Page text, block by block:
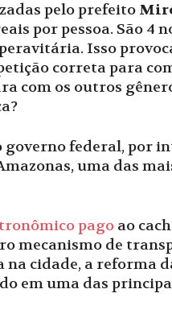
pelo prefeito
por pessoa. São
Isso
correta para
com os outros
governo federal, por
uma das
pago ao
mecanismo de
cidade, a reforma
em uma das